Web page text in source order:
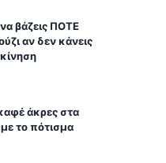
να βάζεις ΠΟΤΕ
αν δεν κάνεις
άκρες στα
το πότισμα